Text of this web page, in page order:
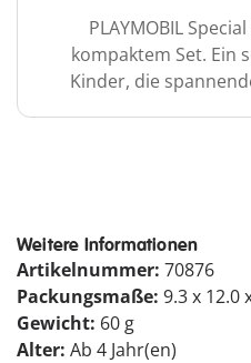
PLAYMOBIL
kompaktem Set. Ein
Kinder, die
Weitere Informationen
Artikelnummer: 70876
Packungsmaße: 9.3 x 12.0
Gewicht: 60 g
Alter: Ab 4 Jahr(en)